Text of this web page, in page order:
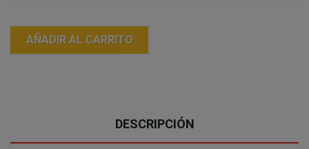
AÑADIR AL CARRITO
DESCRIPCIÓN